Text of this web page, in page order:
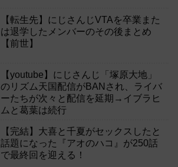
【転生先】にじさんじVTAを卒業また
は退学したメンバーのその後まとめ
【前世】
【youtube】にじさんじ「塚原大地」
のリズム天国配信がBANされ、ライバ
ーたちが次々と配信を延期→イブラヒ
ムと葛葉は続行
【完結】大喜と千夏がセックスしたと
話題になった『アオのハコ』が250話
で最終回を迎える！